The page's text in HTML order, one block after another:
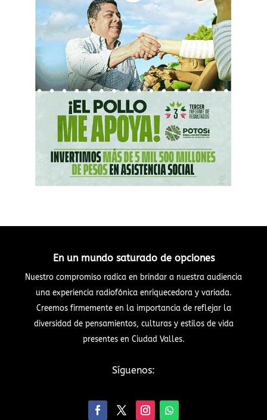
En un mundo saturado de opciones
Nuestro compromiso radica en brindar a nuestra audiencia
una experiencia radiofónica enriquecedora y variada.
Creemos firmemente en la importancia de reflejar la
diversidad de pensamientos, culturas y estilos de vida
presentes en Ciudad Valles.
Síguenos: